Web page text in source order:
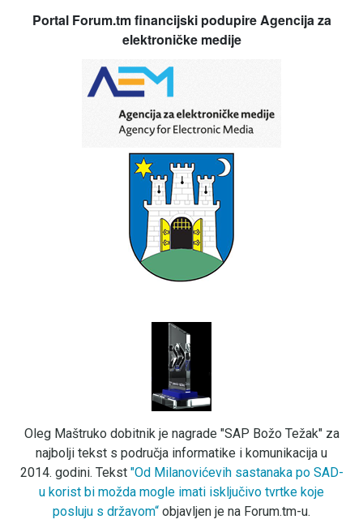
Portal Forum.tm financijski podupire Agencija za
elektroničke medije
Oleg Maštruko dobitnik je nagrade "SAP Božo Težak" za
najbolji tekst s područja informatike i komunikacija u
2014. godini. Tekst "Od Milanovićevih sastanaka po SAD-
u korist bi možda mogle imati isključivo tvrtke koje
posluju s državom“ objavljen je na Forum.tm-u.